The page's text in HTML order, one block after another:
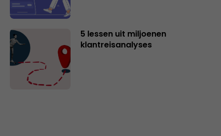
5 lessen uit miljoenen
klantreisanalyses